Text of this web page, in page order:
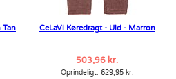
Tan CeLaVi Køredragt - Uld - Marron
503,96 kr.
Oprindeligt:629,95 kr.